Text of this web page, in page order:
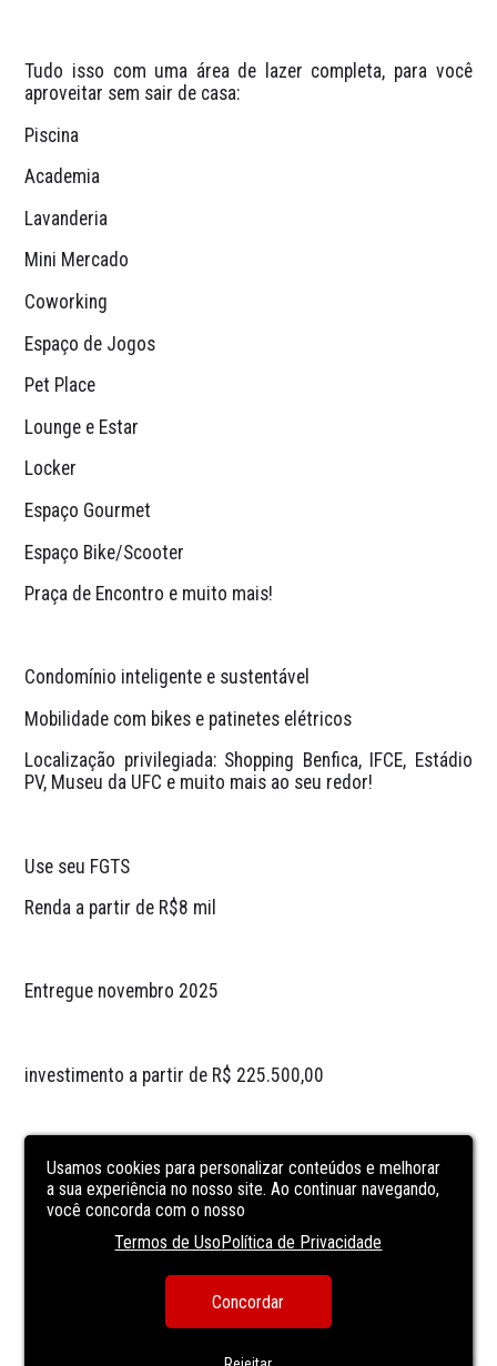
Tudo isso com uma área de lazer completa, para você
aproveitar sem sair de casa:
Piscina
Academia
Lavanderia
Mini Mercado
Coworking
Espaço de Jogos
Pet Place
Lounge e Estar
Locker
Espaço Gourmet
Espaço Bike/Scooter
Praça de Encontro e muito mais!
Condomínio inteligente e sustentável
Mobilidade com bikes e patinetes elétricos
Localização privilegiada: Shopping Benfica, IFCE, Estádio
PV, Museu da UFC e muito mais ao seu redor!
Use seu FGTS
Renda a partir de R$8 mil
Entregue novembro 2025
investimento a partir de R$ 225.500,00
Mais Informações : Débora Sobrinho (85) 99747-4316
CARACTERÍSTICASDA UNIDADE
Usamos cookies para personalizar conteúdos e melhorar
a sua experiência no nosso site. Ao continuar navegando,
você concorda com o nosso
Termos de UsoPolítica de Privacidade
Concordar